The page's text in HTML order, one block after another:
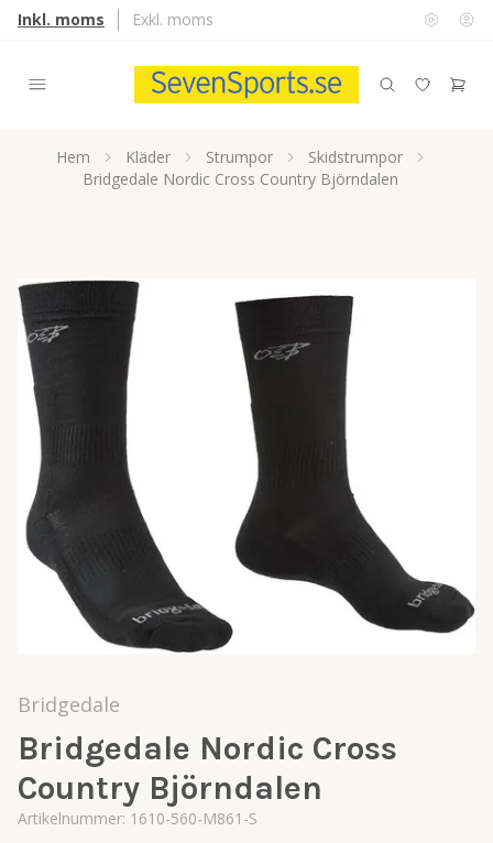
Inkl. moms Exkl. moms
Hem Kläder Strumpor
Skidstrumpor
Bridgedale Nordic Cross Country Björndalen
Bridgedale
Bridgedale Nordic Cross
Country Björndalen
Artikelnummer: 1610-560-M861-S